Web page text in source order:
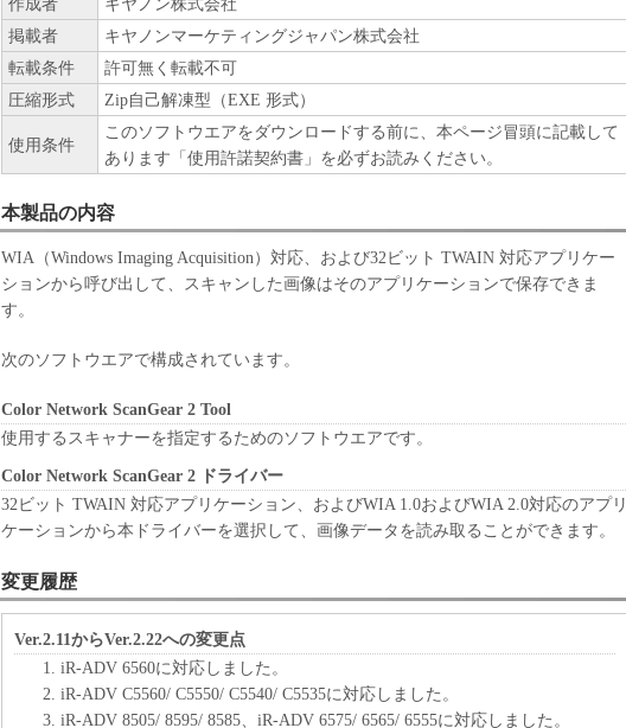
掲載者
キヤノンマーケティングジャパン株式会社
転載条件
許可無く転載不可
圧縮形式
Zip自己解凍型（EXE 形式）
使用条件
このソフトウエアをダウンロードする前に、本ページ冒頭に記載して
あります「使用許諾契約書」を必ずお読みください。
本製品の内容
WIA（Windows Imaging Acquisition）対応、および32ビット TWAIN 対応アプリケー
ションから呼び出して、スキャンした画像はそのアプリケーションで保存できま
す。
次のソフトウエアで構成されています。
Color Network ScanGear 2 Tool
使用するスキャナーを指定するためのソフトウエアです。
Color Network ScanGear 2 ドライバー
32ビット TWAIN 対応アプリケーション、およびWIA 1.0およびWIA 2.0対応のアプリ
ケーションから本ドライバーを選択して、画像データを読み取ることができます。
変更履歴
Ver.2.11からVer.2.22への変更点
iR-ADV 6560に対応しました。
iR-ADV C5560/ C5550/ C5540/ C5535に対応しました。
iR-ADV 8505/ 8595/ 8585、iR-ADV 6575/ 6565/ 6555に対応しました。